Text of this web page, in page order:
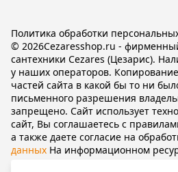
© 2026Cezaresshop.ru -
сантехники Cezares (Цезарис).
у наших операторов.
частей сайта в какой бы то ни
письменного разрешения
запрещено. Сайт использует
сайт, Вы соглашаетесь с
а также даете согласие на
данных На информационном
Политика обработки